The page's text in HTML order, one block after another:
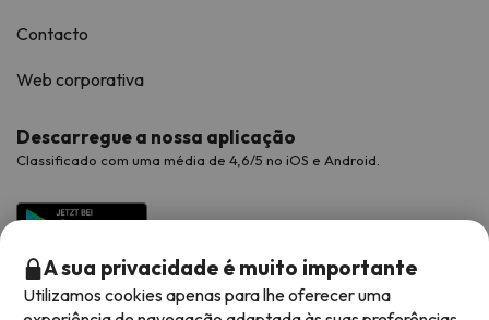
Contacto
Web corporativa
Descarregue a nossa aplicação
Classificado com uma média de 4,6/5 no iOS e Android.
A sua privacidade é muito importante
Utilizamos cookies apenas para lhe oferecer uma